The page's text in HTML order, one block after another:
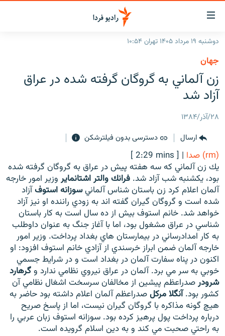
لینک‌های
قابلیت
دسترسی
بازگشت
منوی
اصلی
رفتن
صفحه
جستجو
ایران
جهان
برنامه‌های رادیویی
فرکانس‌ها
پادکست
چندرسانه‌ای
گزارش‌های تصویری
گزارش‌های ویدئویی
زنان فردا
English
به ما بپیوندید
زبان‌های دیگر
دوشنبه ۱۹ مرداد ۱۴۰۵ تهران ۱۰:۵۴
جهان
زن آلماني به گروگان گرفته شده در عراق
آزاد شد
۲۸/آذر/۱۳۸۴
ارسال
دسترسی بدون فیلترشکن
(rm) صدا |
[ 2:29 mins ]
يك زن آلماني كه سه هفته پيش در عراق به گروگان گرفته شده
بود، يكشنبه شب آزاد شد. فرانك والتر اشتانماير وزير امور خارجه
آلمان اعلام كرد زن باستان شناس آلمانيسوزانه استوفآزاد
شده است و گروگان گيران گفته اند به زودي راننده او نيز آزاد
خواهد شد. خانم استوف بيش از ده سال است به كار باستان
شناسي در عراق مشغول بود، اما با آغاز جنگ به عنوان داوطلب
به كار امدادرساني در بيمارستان هاي بغداد پرداخت. وزير امور
خارجه آلمان ضمن ابراز خرسندي از آزادي خانم استوف افزود: او
اكنون در پناه سفارت آلمان در بغداد است و در شرايط جسمي
خوبي به سر مي برد. آلمان در عراق نيروي نظامي ندارد وگرهارد
شرودرصدراعظم پيشين از مخالفان سرسخت اشغال نظامي آن
كشور بود.آنگلا مركلصدراعظم آلمان اعلام داشته بود حاضر به
هيچ گونه مذاكره با گروگان گيران نيست، اما از پاسخ صريح
درباره پرداخت پول پرهيز كرده بود. سوزانه استوف زبان عربي را
به راحتي صحبت مي كند و به دين اسلام گرويده است.